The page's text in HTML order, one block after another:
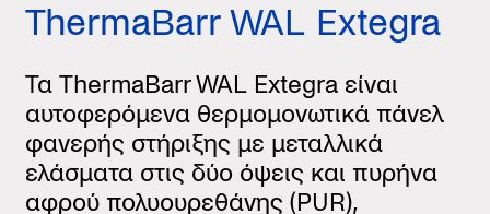
ThermaBarr WAL Extegra
Τα ThermaBarr WAL Extegra είναι
αυτοφερόμενα θερμομονωτικά πάνελ
φανερής στήριξης με μεταλλικά
ελάσματα στις δύο όψεις και πυρήνα
αφρού πολυουρεθάνης (PUR),